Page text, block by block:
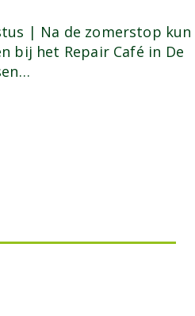
| Na de zomerstop kun
bij het Repair Café in De